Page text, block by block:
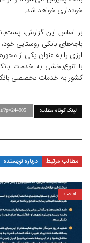
خودداری خواهد شد.
بر اساس این گزارش،
باجه‌های بانکی روستایی
ارزی را به عنوان یکی از
با تنوع‌بخشی به خدمات
کشور به خدمات تخصصی
لینک کوتاه مطلب: ?p=244905
مطالب مرتبط درباره نویسنده
اقتصاد